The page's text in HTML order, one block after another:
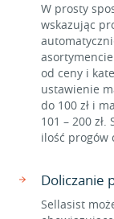
W prosty
wskazując
od ceny i
ustawienie
do 100 zł i
101 – 200
ilość progów
Doliczanie
Sellasist